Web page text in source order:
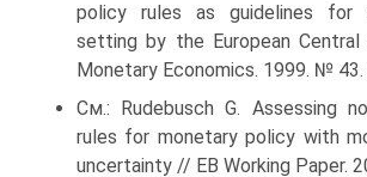
policy rules as guidelines for
setting by the European
Monetary Economics. 1999. № 43.
См.: Rudebusch G. Assessing
rules for monetary policy with
uncertainty // EB Working Paper.